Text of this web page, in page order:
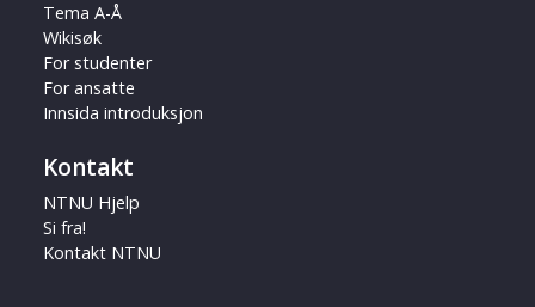
Tema A-Å
Wikisøk
For studenter
For ansatte
Innsida introduksjon
Kontakt
NTNU Hjelp
Si fra!
Kontakt NTNU